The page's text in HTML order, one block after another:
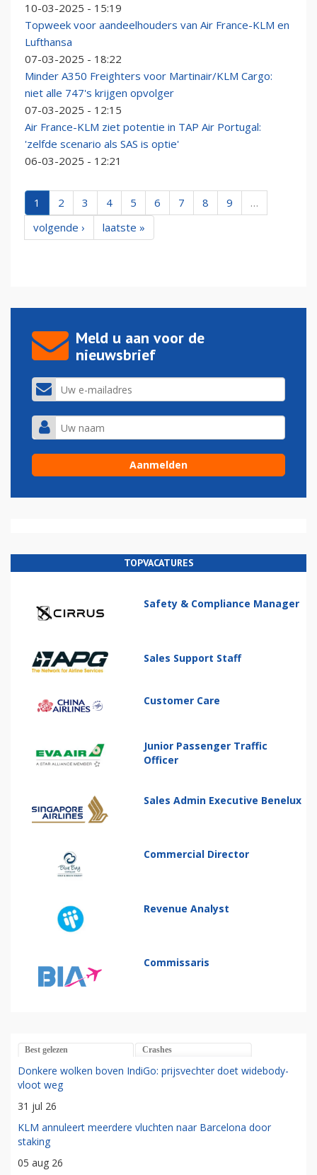
10-03-2025 - 15:19
Topweek voor aandeelhouders van Air France-KLM en
Lufthansa
07-03-2025 - 18:22
Minder A350 Freighters voor Martinair/KLM Cargo:
niet alle 747's krijgen opvolger
07-03-2025 - 12:15
Air France-KLM ziet potentie in TAP Air Portugal:
'zelfde scenario als SAS is optie'
06-03-2025 - 12:21
1 2 3 4 5 6 7 8 9
…
volgende ›
laatste »
Meld u aan voor de
nieuwsbrief
TOPVACATURES
Safety & Compliance Manager
Sales Support Staff
Customer Care
Junior Passenger Traffic
Officer
Sales Admin Executive Benelux
Commercial Director
Revenue Analyst
Commissaris
Best gelezen Crashes
Donkere wolken boven IndiGo: prijsvechter doet widebody-
vloot weg
31 jul 26
KLM annuleert meerdere vluchten naar Barcelona door
staking
05 aug 26